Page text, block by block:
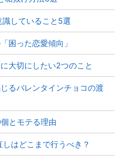
していること5選
困った恋愛傾向」
大切にしたい2つのこと
るバレンタインチョコの渡
とモテる理由
はどこまで行うべき？